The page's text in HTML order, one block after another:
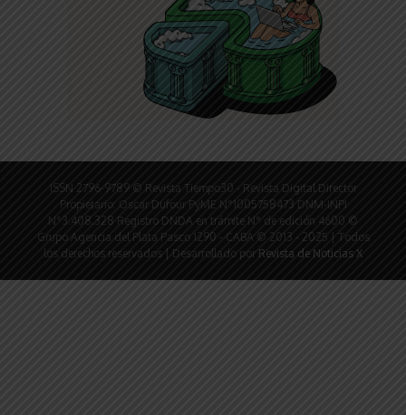
ISSN 2796-9789 © Revista Tiempo30 - Revista Digital Director
Propietario: Oscar Dufour PyME N°1005758473 DNM-INPI
N°3.408.328 Registro DNDA en trámite N° de edición 4600 ©
Grupo Agencia del Plata Pasco 1290 - CABA © 2013 - 2025 | Todos
los derechos reservados | Desarrollado por Revista de Noticias X